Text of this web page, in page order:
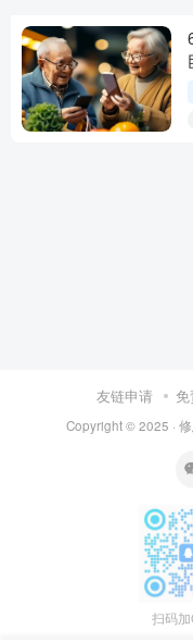
友链申请 免
Copyright © 2025 ·
扫码